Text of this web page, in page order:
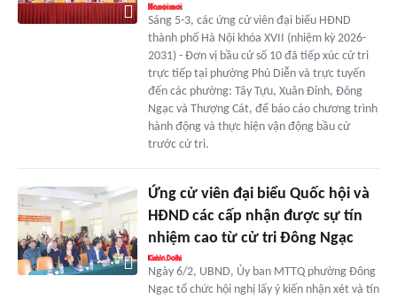
Sáng 5-3, các ứng cử viên đại biểu HĐND
thành phố Hà Nội khóa XVII (nhiệm kỳ 2026-
2031) - Đơn vị bầu cử số 10 đã tiếp xúc cử tri
trực tiếp tại phường Phú Diễn và trực tuyến
đến các phường: Tây Tựu, Xuân Đỉnh, Đông
Ngạc và Thượng Cát, để báo cáo chương trình
hành động và thực hiện vận động bầu cử
trước cử tri.
Ứng cử viên đại biểu Quốc hội và
HĐND các cấp nhận được sự tín
nhiệm cao từ cử tri Đông Ngạc
Ngày 6/2, UBND, Ủy ban MTTQ phường Đông
Ngạc tổ chức hội nghị lấy ý kiến nhận xét và tín